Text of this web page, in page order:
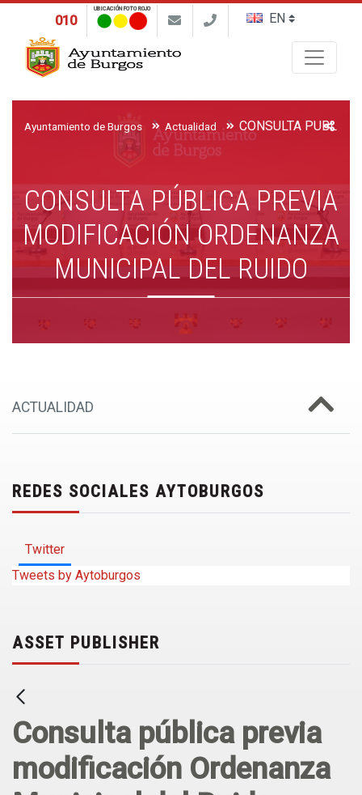
010
UBICACIÓN FOTO ROJO
Ayuntamiento de Burgos Actualidad
CONSULTA PÚBLICA PREVIA
MODIFICACIÓN ORDENANZA
MUNICIPAL DEL RUIDO
ACTUALIDAD
REDES SOCIALES AYTOBURGOS
Twitter
Tweets by Aytoburgos
ASSET PUBLISHER
Consulta pública previa
modificación Ordenanza